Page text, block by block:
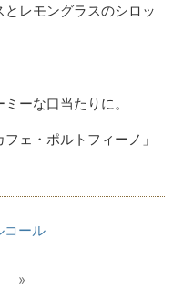
レモングラスのシロッ
ーな口当たりに。
ェ・ポルトフィーノ」
コール
»